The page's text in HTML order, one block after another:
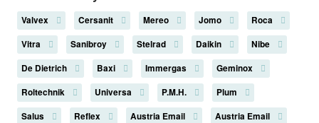
Valvex Cersanit Mereo Jomo
Roca
Vitra
Sanibroy Stelrad Daikin
Nibe
De Dietrich
Baxi Immergas
Geminox
Roltechnik
Universa P.M.H.
Plum
Salus
Reflex Austria Email
Austria Email